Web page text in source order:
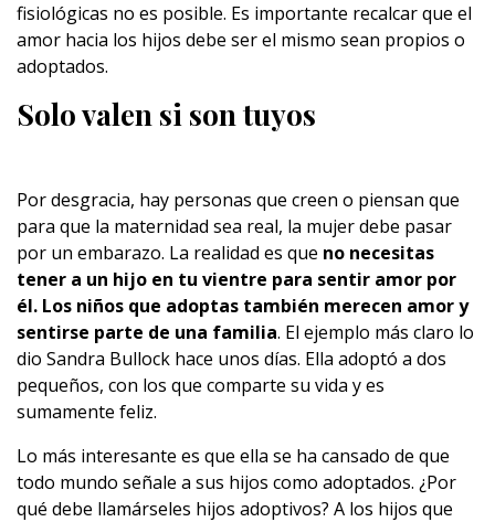
fisiológicas no es posible. Es importante recalcar que el
amor hacia los hijos debe ser el mismo sean propios o
adoptados.
Solo valen si son tuyos
Por desgracia, hay personas que creen o piensan que
para que la maternidad sea real, la mujer debe pasar
por un embarazo. La realidad es que no necesitas
tener a un hijo en tu vientre para sentir amor por
él. Los niños que adoptas también merecen amor y
sentirse parte de una familia. El ejemplo más claro lo
dio Sandra Bullock hace unos días. Ella adoptó a dos
pequeños, con los que comparte su vida y es
sumamente feliz.
Lo más interesante es que ella se ha cansado de que
todo mundo señale a sus hijos como adoptados. ¿Por
qué debe llamárseles hijos adoptivos? A los hijos que